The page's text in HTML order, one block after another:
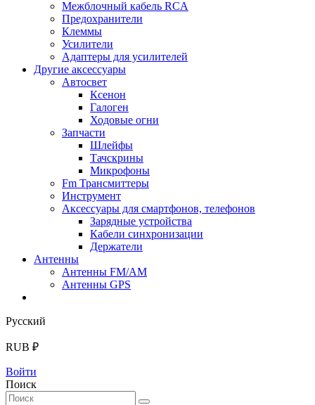
Межблочный кабель RCA
Предохранители
Клеммы
Усилители
Адаптеры для усилителей
Другие аксессуары
Автосвет
Ксенон
Галоген
Ходовые огни
Запчасти
Шлейфы
Тачскрины
Микрофоны
Fm Трансмиттеры
Инструмент
Аксессуары для смартфонов, телефонов
Зарядные устройства
Кабели синхронизации
Держатели
Антенны
Антенны FM/AM
Антенны GPS
Русский
RUB ₽
Войти
Поиск